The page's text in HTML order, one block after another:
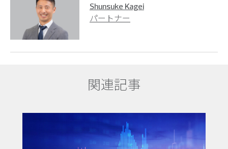
Shunsuke Kagei
パートナー
関連記事